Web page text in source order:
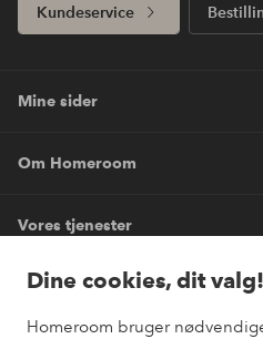
Dine cookies, dit valg!
Homeroom bruger
Kundeservice
Mine sider
Om Homeroom
Vores tjenester
Vilkår